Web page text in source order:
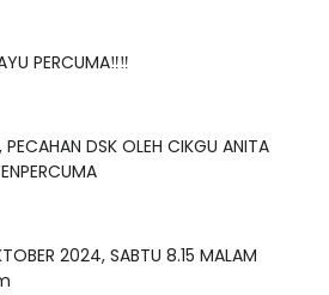
PERCUMA‼️‼️
DSK OLEH CIKGU ANITA
2024, SABTU 8.15 MALAM